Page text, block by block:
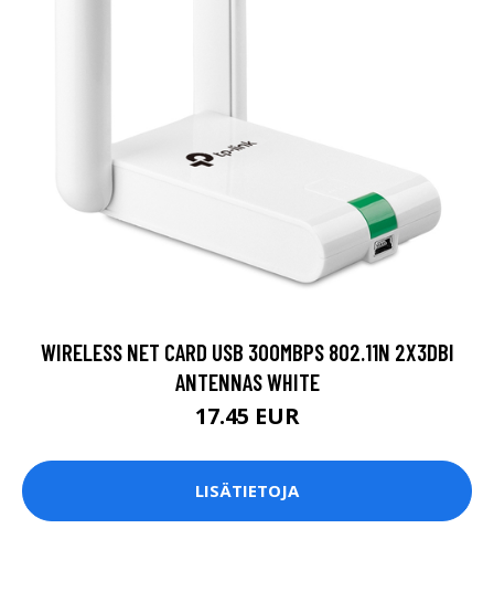
WIRELESS NET CARD USB 300MBPS 802.11N 2X3DBI
ANTENNAS WHITE
17.45 EUR
LISÄTIETOJA